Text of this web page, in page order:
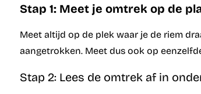
Stap 1: Meet je omtrek op de
Meet altijd op de plek waar je de riem
aangetrokken. Meet dus ook op
Stap 2: Lees de omtrek af in